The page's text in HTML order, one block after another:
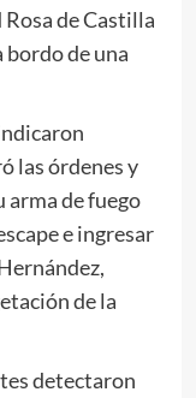
de Castilla
de una
las órdenes y
arma de fuego
e ingresar
de la
detectaron